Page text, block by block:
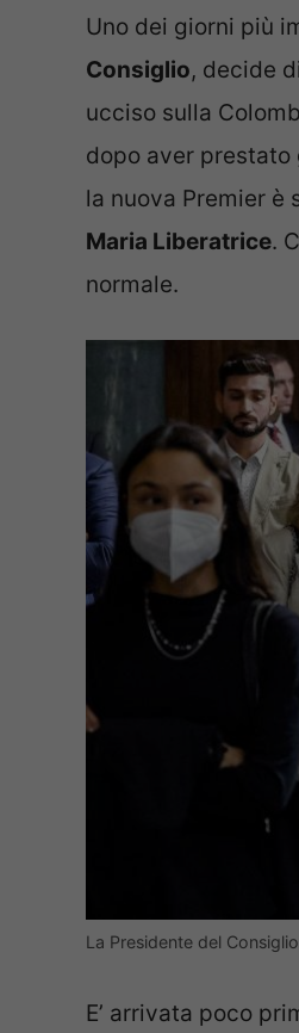
Uno dei giorni più
Consiglio, decide
ucciso sulla
dopo aver
la nuova Premier è
Maria Liberatrice.
normale.
La Presidente del
E’ arrivata poco